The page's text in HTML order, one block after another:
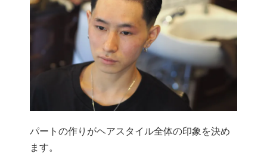
パートの作りがヘアスタイル全体の印象を決め
ます。